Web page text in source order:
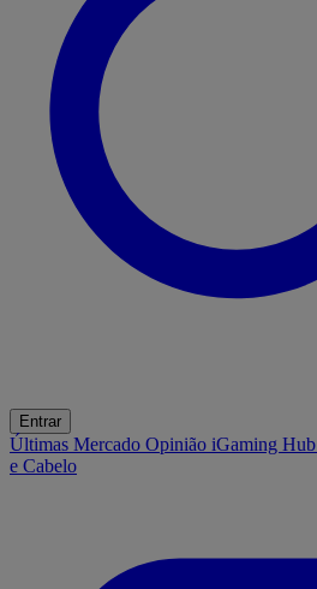
Entrar
Últimas Mercado Opinião iGaming Hub
e Cabelo